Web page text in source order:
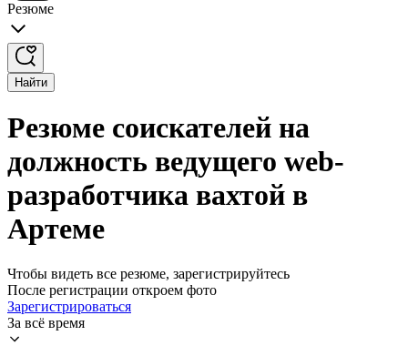
Резюме
Найти
Резюме соискателей на
должность ведущего web-
разработчика вахтой в
Артеме
Чтобы видеть все резюме, зарегистрируйтесь
После регистрации откроем фото
Зарегистрироваться
За всё время